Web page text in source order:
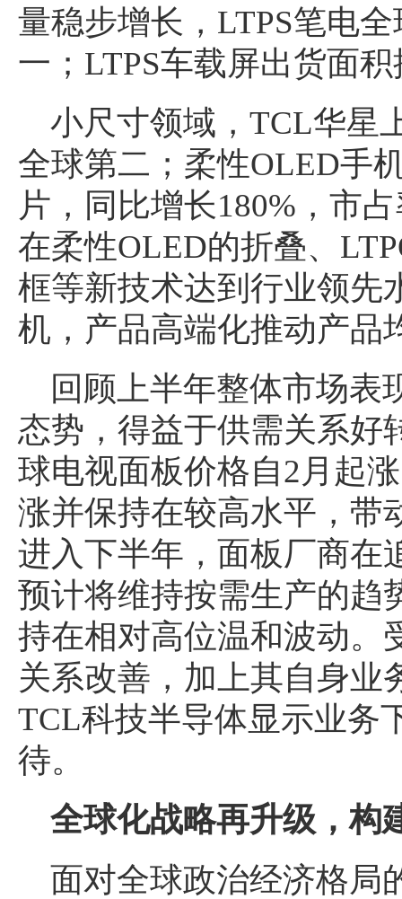
量稳步增长，LTPS笔电
一；LTPS车载屏出货面
小尺寸领域，TCL华星
全球第二；柔性OLED手
片，同比增长180%，市
在柔性OLED的折叠、
框等新技术达到行业领先
机，产品高端化推动产品
回顾上半年整体市场表
态势，得益于供需关系好
球电视面板价格自2月起
涨并保持在较高水平，带
进入下半年，面板厂商在
预计将维持按需生产的趋
持在相对高位温和波动。
关系改善，加上其自身业
TCL科技半导体显示业务
待。
全球化战略再升级，构
面对全球政治经济格局